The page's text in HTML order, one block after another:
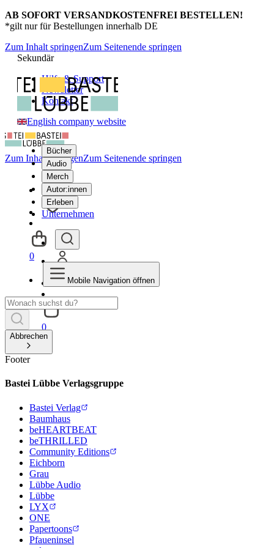
AB SOFORT VERSANDKOSTENFREI BESTELLEN!
*gilt nur für Bestellungen innerhalb DE
Zum Inhalt springenZum Seitenende springen
Sekundär
Hilfe & Support
Newsletter
Kontakt
English company website
Bücher
Audio
Merch
Autor:innen
Erleben
Unternehmen
0
Zum Inhalt springenZum Seitenende springen
0
Mobile Navigation öffnen
Abbrechen
Footer
Bastei Lübbe Verlagsgruppe
Bastei Verlag
Baumhaus
beHEARTBEAT
beTHRILLED
Community Editions
Eichborn
Grau
Lübbe Audio
Lübbe
LYX
ONE
Papertoons
Pfaueninsel